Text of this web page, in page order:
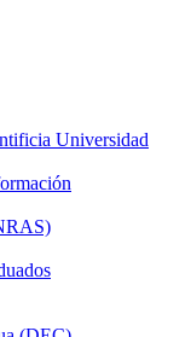
Universidad